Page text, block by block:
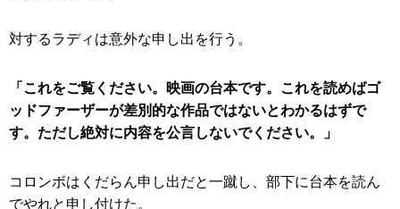
対するラディは意外な申し出を行う。
「これをご覧ください。映画の台本です。これを読めばゴ
ッドファーザーが差別的な作品ではないとわかるはずで
す。ただし絶対に内容を公言しないでください。」
コロンボはくだらん申し出だと一蹴し、部下に台本を読ん
でやれと申し付けた。